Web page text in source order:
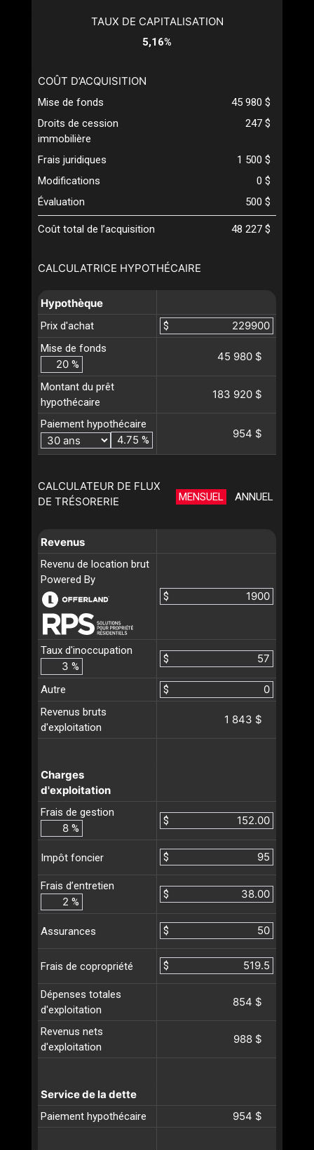
CALCULATRICE HYPOTHÉCAIRE
Hypothèque
Prix d'achat
$
Mise de fonds
%
45 980 $
Montant du prêt
hypothécaire
183 920 $
Paiement hypothécaire
%
954 $
CALCULATEUR DE FLUX
DE TRÉSORERIE
MENSUEL ANNUEL
Revenus
Revenu de location brut
Powered By
$
Taux d'inoccupation
%
$
Autre
$
Revenus bruts
d'exploitation
1 843 $
Charges
d'exploitation
Frais de gestion
%
$
Impôt foncier $
Frais d’entretien
%
$
Assurances $
Frais de copropriété $
Dépenses totales
d'exploitation
854 $
Revenus nets
d'exploitation
988 $
Service de la dette
Paiement hypothécaire 954 $
TAUX DE CAPITALISATION
5,16%
COÛT D’ACQUISITION
Mise de fonds
45 980 $
Droits de cession
immobilière
247 $
Frais juridiques
1 500 $
Modifications
0 $
Évaluation
500 $
Coût total de l’acquisition 48 227 $